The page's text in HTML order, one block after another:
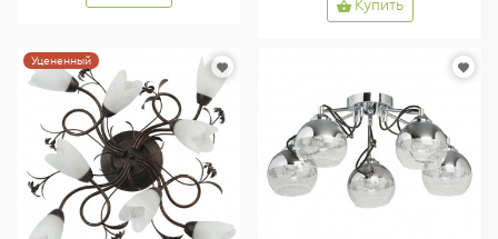
Купить
Уцененный